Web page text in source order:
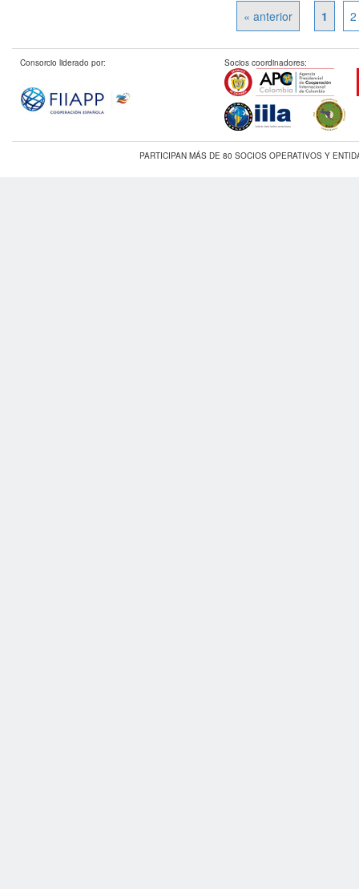
« anterior 1 2
Consorcio liderado por: Socios coordinadores:
PARTICIPAN MÁS DE 80 SOCIOS OPERATIVOS Y